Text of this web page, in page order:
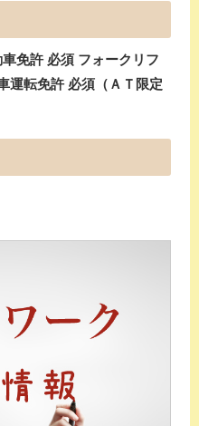
免許 必須 フォークリフ
運転免許 必須（ＡＴ限定